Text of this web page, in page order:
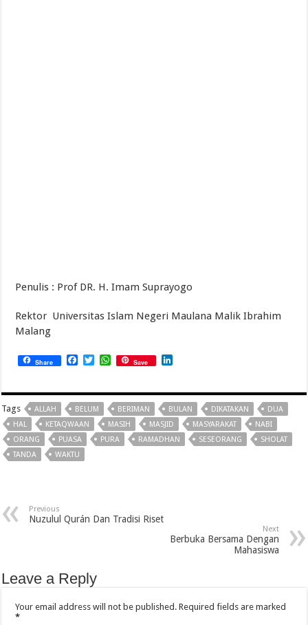
Penulis : Prof DR. H. Imam Suprayogo
Rektor Universitas Islam Negeri Maulana Malik Ibrahim
Malang
Share Facebook
TwitterWhatsApp
Save
Tags ALLAH BELUM BERIMAN BULAN DIKATAKAN
DUA
HAL
KETAQWAAN MASIH MASJID MASYARAKAT
NABI
ORANG
PUASA PURA RAMADHAN SESEORANG
SHOLAT
TANDA
WAKTU
Previous
Nuzulul Qurán Dan Tradisi Riset
Next
Berbuka Bersama Dengan
Mahasiswa
Leave a Reply
Your email address will not be published. Required fields are marked
*